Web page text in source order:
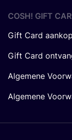
COSH! GIFT
Gift Card
Gift Card
Algemene
Algemene